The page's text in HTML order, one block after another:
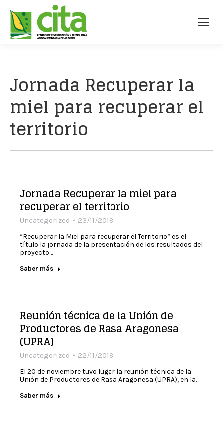
Jornada Recuperar la
miel para recuperar el
territorio
Jornada Recuperar la miel para
recuperar el territorio
Uncategorized 23/11/2018
“Recuperar la Miel para recuperar el Territorio” es el
título la jornada de la presentación de los resultados del
proyecto…
Saber más
Reunión técnica de la Unión de
Productores de Rasa Aragonesa
(UPRA)
Uncategorized 22/11/2018
El 20 de noviembre tuvo lugar la reunión técnica de la
Unión de Productores de Rasa Aragonesa (UPRA), en la…
Saber más